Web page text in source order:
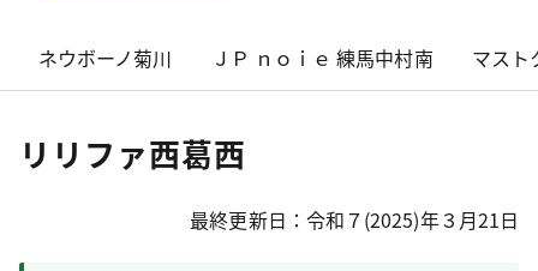
ネウボーノ菊川 ＪＰ ｎｏｉｅ 練馬中村南 マスト
リリファ西葛西
最終更新日：令和７(2025)年３月21日